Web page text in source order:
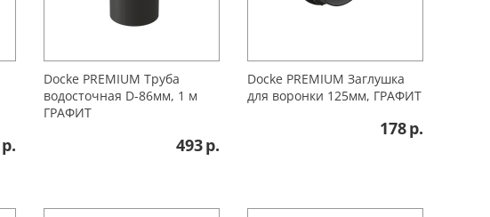
р.
Docke PREMIUМ Труба
водосточная D-86мм, 1 м
ГРАФИТ
493р.
Docke PREMIUM Заглушка
для воронки 125мм, ГРАФИТ
178р.